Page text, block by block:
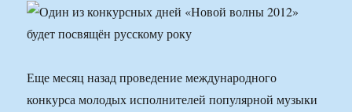
Еще месяц назад проведение международного
конкурса молодых исполнителей популярной музыки